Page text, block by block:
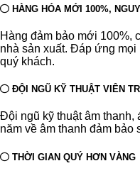
HÀNG HÓA MỚI 100%,
Hàng đảm bảo mới 100%,
nhà sản xuất. Đáp ứng mọi
quý khách.
ĐỘI NGŨ KỸ THUẬT VIÊN
Đội ngũ kỹ thuật âm thanh,
năm về âm thanh đảm
THỜI GIAN QUÝ HƠN VÀNG